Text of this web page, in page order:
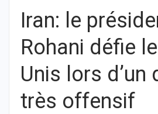
Iran: le
Rohani défie
Unis lors d’un
très offensif